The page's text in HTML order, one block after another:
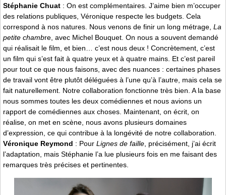
Stéphanie Chuat : On est complémentaires. J’aime bien m’occuper
des relations publiques, Véronique respecte les budgets. Cela
correspond à nos natures. Nous venons de finir un long métrage, La
petite chambre, avec Michel Bouquet. On nous a souvent demandé
qui réalisait le film, et bien… c’est nous deux ! Concrètement, c’est
un film qui s’est fait à quatre yeux et à quatre mains. Et c’est pareil
pour tout ce que nous faisons, avec des nuances : certaines phases
de travail vont être plutôt déléguées à l’une qu’à l’autre, mais cela se
fait naturellement. Notre collaboration fonctionne très bien. A la base
nous sommes toutes les deux comédiennes et nous avions un
rapport de comédiennes aux choses. Maintenant, on écrit, on
réalise, on met en scène, nous avons plusieurs domaines
d’expression, ce qui contribue à la longévité de notre collaboration.
Véronique Reymond : Pour Lignes de faille, précisément, j’ai écrit
l’adaptation, mais Stéphanie l’a lue plusieurs fois en me faisant des
remarques très précises et pertinentes.